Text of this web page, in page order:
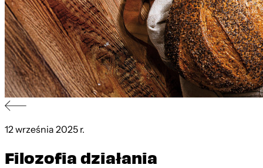
12 września 2025 r.
Filozofia działania